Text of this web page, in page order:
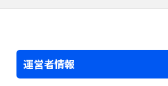
運営者情報